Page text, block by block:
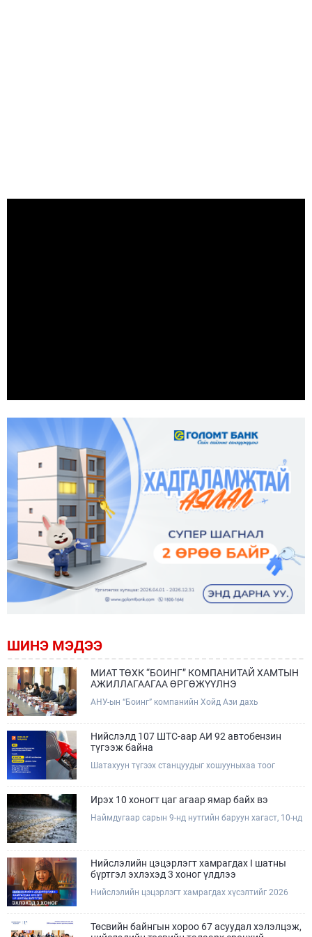
ШИНЭ МЭДЭЭ
МИАТ ТӨХК “БОИНГ” КОМПАНИТАЙ ХАМТЫН
АЖИЛЛАГААГАА ӨРГӨЖҮҮЛНЭ
АНУ-ын “Боинг” компанийн Хойд Ази дахь
Жэф Эдвардс тэргүүтэй төлөөлөгчдийг Зам,
тээврийн сайд Б.Дэлгэрсайхан хүлээн авч уулзав.
Нийслэлд 107 ШТС-аар АИ 92 автобензин
түгээж байна
Шатахуун түгээх станцуудыг хошууныхаа тоог
Ирэх 10 хоногт цаг агаар ямар байх вэ
Наймдугаар сарын 9-нд нутгийн баруун хагаст, 10-нд
Нийслэлийн цэцэрлэгт хамрагдах I шатны
бүртгэл эхлэхэд 3 хоног үлдлээ
Нийслэлийн цэцэрлэгт хамрагдах хүсэлтийг 2026
цахимаар хүлээн авна.Хүүхдээ цэцэрлэгт хамруулах
Төсвийн байнгын хороо 67 асуудал хэлэлцэж,